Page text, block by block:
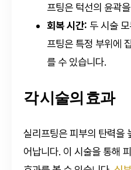
프팅은 턱선의 윤곽
회복 시간: 두 시술
프팅은 특정 부위에
를 수 있습니다.
각 시술의 효과
실리프팅은 피부의 탄력을
어납니다. 이 시술을 통해